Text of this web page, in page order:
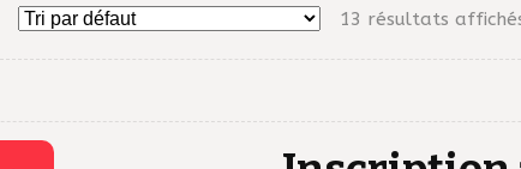
13 résultats